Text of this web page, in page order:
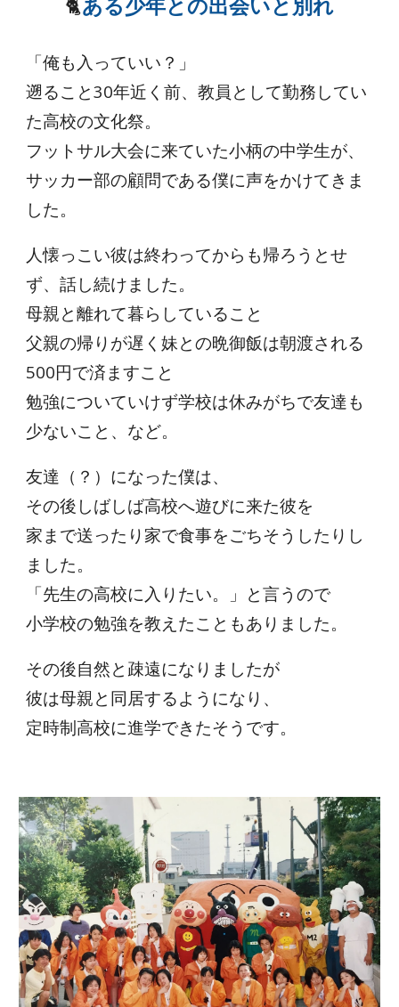
🐈ある少年との出会いと別れ
「俺も入っていい？」
遡ること30年近く前、教員として勤務してい
た高校の文化祭。
フットサル大会に来ていた小柄の中学生が、
サッカー部の顧問である僕に声をかけてきま
した。
人懐っこい彼は終わってからも帰ろうとせ
ず、話し続けました。
母親と離れて暮らしていること
父親の帰りが遅く妹との晩御飯は朝渡される
500円で済ますこと
勉強についていけず学校は休みがちで友達も
少ないこと、など。
友達（？）になった僕は、
その後しばしば高校へ遊びに来た彼を
家まで送ったり家で食事をごちそうしたりし
ました。
「先生の高校に入りたい。」と言うので
小学校の勉強を教えたこともありました。
その後自然と疎遠になりましたが
彼は母親と同居するようになり、
定時制高校に進学できたそうです。